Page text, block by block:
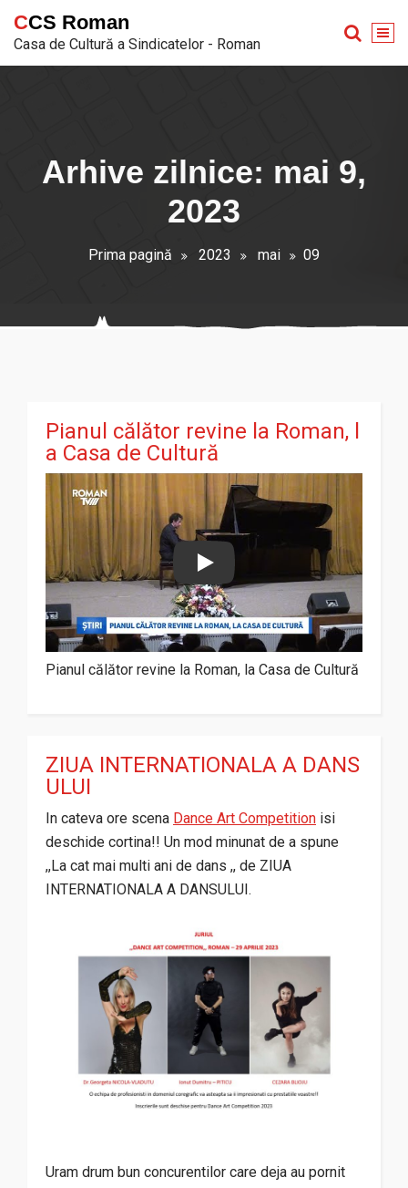
conținut
CCS Roman
Casa de Cultură a Sindicatelor - Roman
Arhive zilnice: mai 9,
2023
Prima pagină 2023 mai 09
Pianul călător revine la Roman, l
a Casa de Cultură
Play
Pianul călător revine la Roman, la Casa de Cultură
ZIUA INTERNATIONALA A DANS
ULUI
In cateva ore scena Dance Art Competition isi
deschide cortina!! Un mod minunat de a spune
,,La cat mai multi ani de dans ,, de ZIUA
INTERNATIONALA A DANSULUI.
Uram drum bun concurentilor care deja au pornit